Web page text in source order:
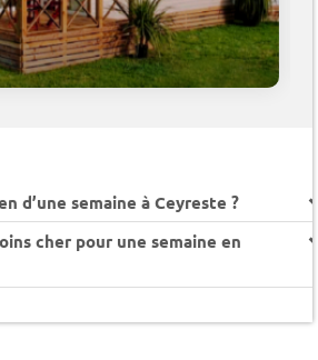
d’une semaine à Ceyreste ?
cher pour une semaine en